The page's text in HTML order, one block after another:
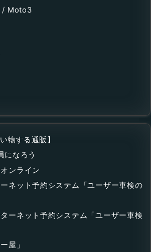
/ Moto3
物する通販】
になろう
ンライン
ネット予約システム「ユーザー車検の
ーネット予約システム「ユーザー車検
屋」